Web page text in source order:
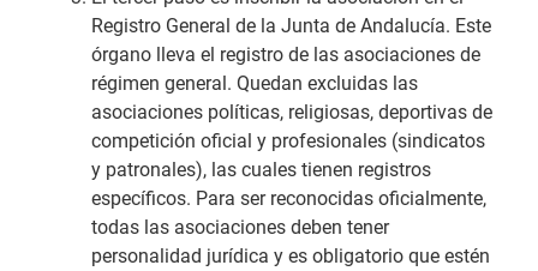
Registro General de la Junta de Andalucía. Este
órgano lleva el registro de las asociaciones de
régimen general. Quedan excluidas las
asociaciones políticas, religiosas, deportivas de
competición oficial y profesionales (sindicatos
y patronales), las cuales tienen registros
específicos. Para ser reconocidas oficialmente,
todas las asociaciones deben tener
personalidad jurídica y es obligatorio que estén